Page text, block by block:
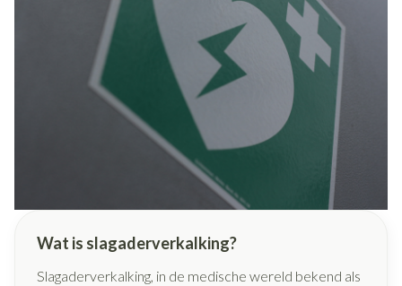
Wat is slagaderverkalking?
Slagaderverkalking, in de medische wereld bekend als